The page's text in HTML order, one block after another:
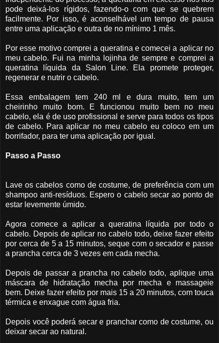
pode deixá-los rígidos, fazendo-o com que se quebrem
facilmente. Por isso, é aconselhável um tempo de pausa
entre uma aplicação e outra de no mínimo 1 mês.
Por esse motivo comprei a queratina e comecei a aplicar no
meu cabelo. Fui na minha lojinha de sempre e comprei a
queratina líquida da Salon Line. Ela promete proteger,
regenerar e nutrir o cabelo.
Essa embalagem tem 240 ml e dura muito, tem um
cheirinho muito bom. E funcionou muito bem no meu
cabelo, ela é de uso profissional e serve para todos os tipos
de cabelo. Para aplicar no meu cabelo eu coloco em um
borrifador, para ter uma aplicação por igual.
Passo a Passo
Lave os cabelos como de costume, de preferência com um
shampoo anti-resíduos. Espero o cabelo secar ao ponto de
estar levemente úmido.
Agora comece a aplicar a queratina líquida por todo o
cabelo. Depois de aplicar no cabelo todo, deixe fazer efeito
por cerca de 5 a 15 minutos, seque com o secador e passe
a prancha cerca de 3 vezes em cada mecha.
Depois de passar a prancha no cabelo todo, aplique uma
máscara de hidratação mecha por mecha e massageie
bem. Deixe fazer efeito por mais 15 a 20 minutos, com touca
térmica e enxague com água fria.
Depois você poderá secar e pranchar como de costume, ou
deixar secar ao natural.